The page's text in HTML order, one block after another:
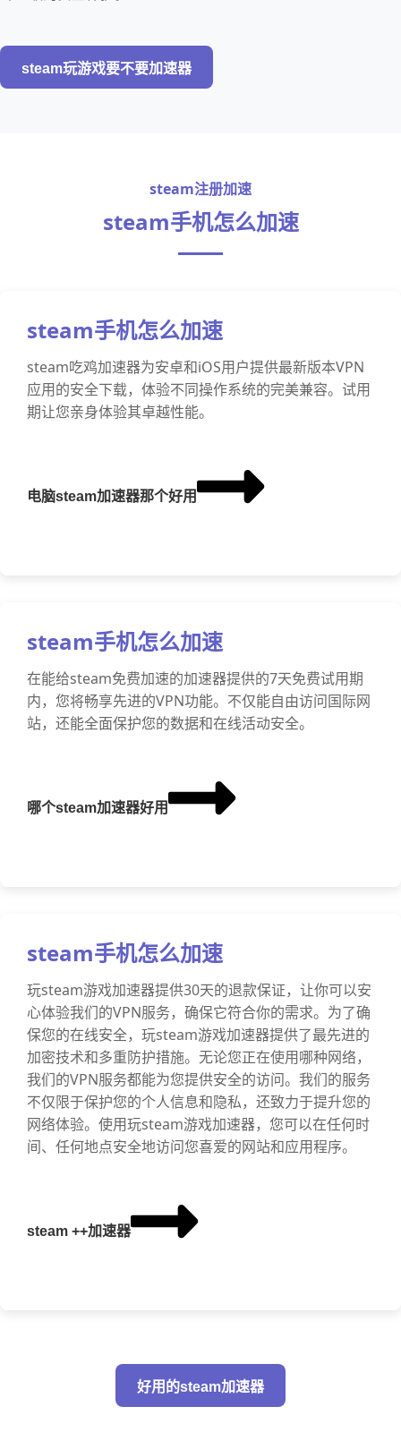
steam玩游戏要不要加速器
steam注册加速
steam手机怎么加速
steam手机怎么加速
steam吃鸡加速器为安卓和iOS用户提供最新版本VPN
应用的安全下载，体验不同操作系统的完美兼容。试用
期让您亲身体验其卓越性能。
电脑steam加速器那个好用
steam手机怎么加速
在能给steam免费加速的加速器提供的7天免费试用期
内，您将畅享先进的VPN功能。不仅能自由访问国际网
站，还能全面保护您的数据和在线活动安全。
哪个steam加速器好用
steam手机怎么加速
玩steam游戏加速器提供30天的退款保证，让你可以安
心体验我们的VPN服务，确保它符合你的需求。为了确
保您的在线安全，玩steam游戏加速器提供了最先进的
加密技术和多重防护措施。无论您正在使用哪种网络，
我们的VPN服务都能为您提供安全的访问。我们的服务
不仅限于保护您的个人信息和隐私，还致力于提升您的
网络体验。使用玩steam游戏加速器，您可以在任何时
间、任何地点安全地访问您喜爱的网站和应用程序。
steam ++加速器
好用的steam加速器